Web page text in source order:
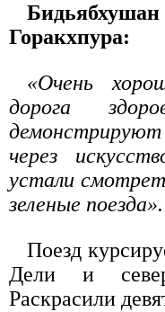
Горакхпура:
«Очень
дорога
через
устали
зеленые поезда».
Поезд
Дели и
Раскрасили